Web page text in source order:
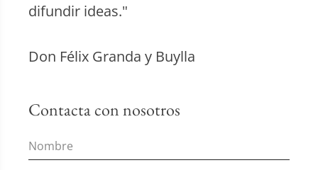
difundir ideas."
Don Félix Granda y Buylla
Contacta con nosotros